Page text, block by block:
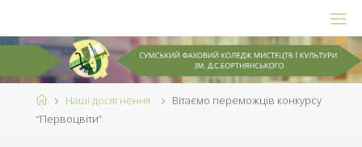
content
HomeНаші досягнення
Вітаємо переможців конкурсу
“Первоцвіти”